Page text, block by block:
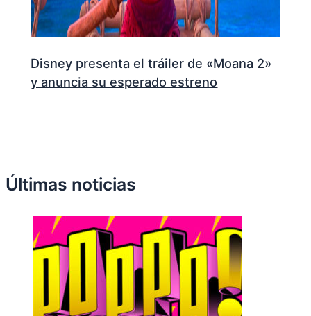
Disney presenta el tráiler de «Moana 2»
y anuncia su esperado estreno
Últimas noticias